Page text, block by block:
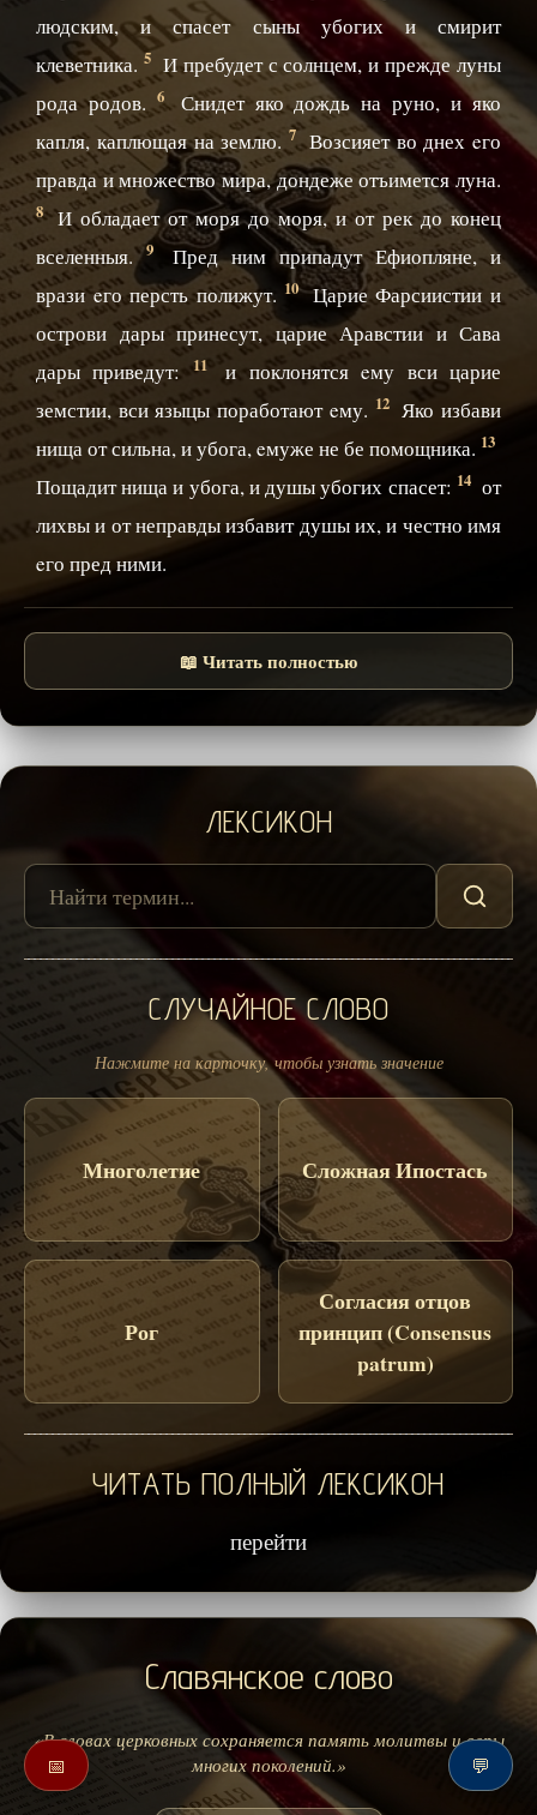
людским, и спасет сыны убогих и смирит
клеветника. 5 И пребудет с солнцем, и прежде луны
рода родов.6 Снидет яко дождь на руно, и яко
капля, каплющая на землю. 7 Возсияет во днех eго
правда и множество мира, дондеже отъимется луна.
8 И обладает от моря до моря, и от рек до конец
вселенныя.9
Пред ним припадут Ефиопляне, и
врази eго персть полижут. 10 Царие Фарсиистии и
острови дары принесут, царие Аравстии и Сава
дары приведут:
11
и поклонятся eму вси царие
земстии, вси языцы поработают eму. 12 Яко избави
нища от сильна, и убога, eмуже не бе помощника. 13
Пощадит нища и убога, и душы убогих спасет: 14 от
лихвы и от неправды избавит душы их, и честно имя
eго пред ними.
📖 Читать полностью
ЛЕКСИКОН
СЛУЧАЙНОЕ СЛОВО
Нажмите на карточку, чтобы узнать значение
Многолетие Сложная Ипостась
Рог
Согласия отцов
принцип (Consensus
patrum)
ЧИТАТЬ ПОЛНЫЙ ЛЕКСИКОН
перейти
Славянское слово
«В словах церковных сохраняется память молитвы и веры
многих поколений.»
📅 💬